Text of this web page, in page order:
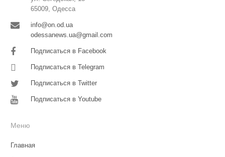
65009, Одесса
info@on.od.ua
odessanews.ua@gmail.com
Подписаться в Facebook
Подписаться в Telegram
Подписаться в Twitter
Подписаться в Youtube
Меню
Главная